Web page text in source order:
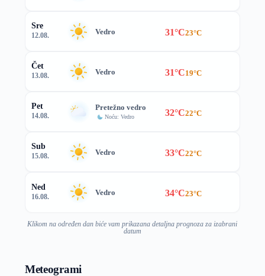
Sre
12.08. Vedro 31°C23°C
Čet
13.08. Vedro 31°C19°C
Pet
14.08.
Pretežno vedro
Noću: Vedro 32°C22°C
Sub
15.08. Vedro 33°C22°C
Ned
16.08. Vedro 34°C23°C
Klikom na određen dan biće vam prikazana detaljna prognoza za izabrani
datum
Meteogrami